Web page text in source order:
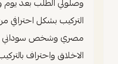
التركيب بشكل
مصري وشخص
الاخلاق واحتراف